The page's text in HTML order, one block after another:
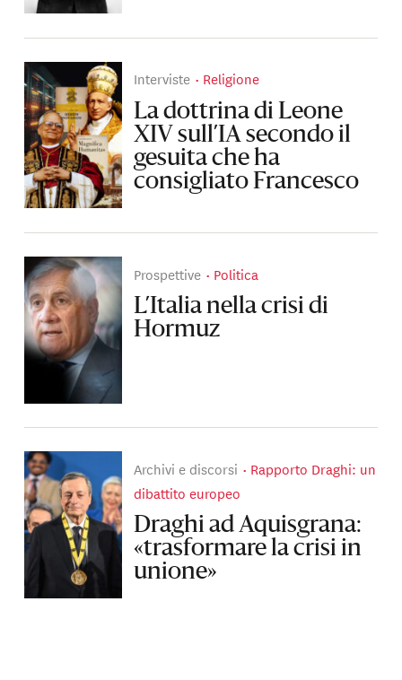
Interviste Religione
La dottrina di Leone
XIV sull’IA secondo il
gesuita che ha
consigliato Francesco
Prospettive Politica
L’Italia nella crisi di
Hormuz
Archivi e discorsi
Rapporto Draghi: un
dibattito europeo
Draghi ad Aquisgrana:
«trasformare la crisi in
unione»